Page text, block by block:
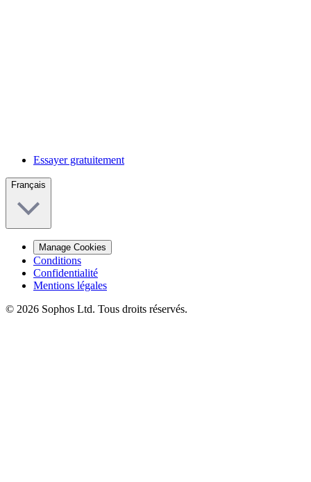
Essayer gratuitement
Français
Manage Cookies
Conditions
Confidentialité
Mentions légales
© 2026 Sophos Ltd. Tous droits réservés.